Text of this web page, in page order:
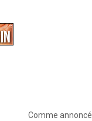
Comme annoncé